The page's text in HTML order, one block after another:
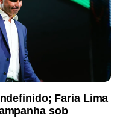
Faria Lima
sob